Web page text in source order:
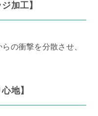
加工】
の衝撃を分散させ、
地】